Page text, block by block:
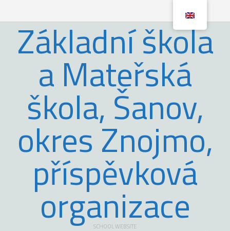
Základní škola
a Mateřská
škola, Šanov,
okres Znojmo,
příspěvková
organizace
SCHOOL WEBSITE